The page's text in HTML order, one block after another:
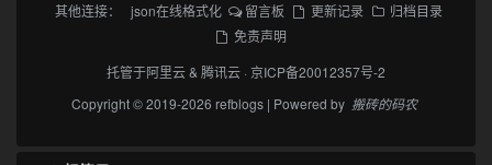
其他连接： json在线格式化 留言板 更新记录
归档目录
免责声明
托管于阿里云& 腾讯云 ·京ICP备20012357号-2
Copyright © 2019-2026 refblogs | Powered by 搬砖的码农